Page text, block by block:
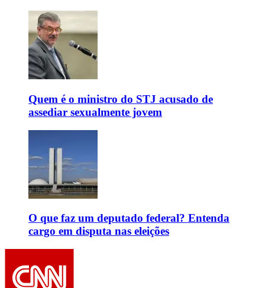
Quem é o ministro do STJ acusado de
assediar sexualmente jovem
O que faz um deputado federal? Entenda
cargo em disputa nas eleições